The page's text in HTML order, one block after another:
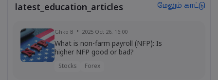
latest_education_articles மேலும் காட்டு
Ghko B 2025 Oct 26, 16:00
What is non-farm payroll (NFP): Is
higher NFP good or bad?
Stocks Forex